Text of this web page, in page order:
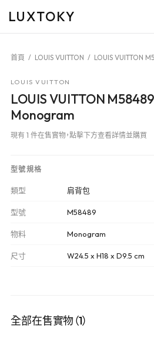
LUXTOKY
首頁 / LOUIS VUITTON / LOUIS VUITTON
LOUIS VUITTON
LOUIS VUITTON
Monogram
現有 1 件在售實物，點擊下方查看詳情並購買
型號規格
類型 肩背包
型號 M58489
物料 Monogram
尺寸 W24.5 x H18 x D9.5 cm
全部在售實物（1）